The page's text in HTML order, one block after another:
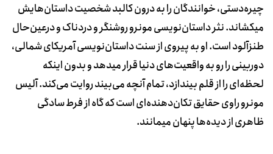
چیره‌دستی، خوانندگان را به درون کالبد شخصیت‌ داستان‌هایش
می‎کشاند. نثر داستان‌نویسی مونرو روشنگر و دردناک و درعین‌حال
طنزآلود است. او به پیروی از سنت داستان‌نویسی آمریکای شمالی،
دوربینی را رو به واقعیت‌های دنیا قرار می‎دهد و بدون اینکه
لحظه‌ای را از قلم بیندازد، تمام آنچه می‌بیند روایت می‌کند. آلیس
مونرو راوی حقایق تکان‌دهنده‌ای است که گاه از فرط سادگی
ظاهری از دیده‌ها پنهان می‎مانند.